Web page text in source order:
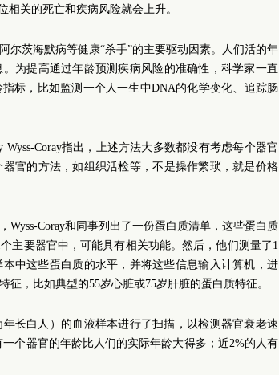
相关的死亡和疾病风险就会上升。
尔茨海默病等健康“杀手”的主要驱动因素。人们活的年
为提高通过年龄预测疾病风险的准确性，科学家一直
标，比如监测一个人一生中DNA的化学变化、追踪肠
Coray指出，上述方法大多数都没有考虑每个器官
官的方法，如组织活检等，不是操作繁琐，就是价格
Wyss-Coray和同事列出了一份蛋白质清单，这些蛋白质
主要器官中，可能具有相关功能。然后，他们测量了1
中这些蛋白质的水平，并将这些信息输入计算机，进
，比如典型的55岁心脏或75岁肝脏的蛋白质特征。
长白人）的血液样本进行了扫描，以检测器官衰老速
个器官的年龄比人们的实际年龄大得多；近2%的人有